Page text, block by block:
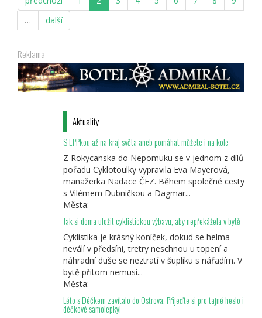
…
další
Reklama
Aktuality
S EPPkou až na kraj světa aneb pomáhat můžete i na kole
Z Rokycanska do Nepomuku se v jednom z dílů
pořadu Cyklotoulky vypravila Eva Mayerová,
manažerka Nadace ČEZ. Během společné cesty
s Vilémem Dubničkou a Dagmar...
Města:
Jak si doma uložit cyklistickou výbavu, aby nepřekážela v bytě
Cyklistika je krásný koníček, dokud se helma
neválí v předsíni, tretry neschnou u topení a
náhradní duše se neztratí v šuplíku s nářadím. V
bytě přitom nemusí...
Města:
Léto s Déčkem zavítalo do Ostrova. Přijeďte si pro tajné heslo i
déčkové samolepky!